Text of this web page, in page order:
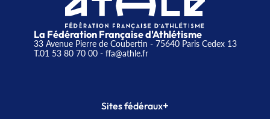
La Fédération Française d'Athlétisme
33 Avenue Pierre de Coubertin - 75640 Paris Cedex 13
T.01 53 80 70 00- ffa@athle.fr
Sites fédéraux+